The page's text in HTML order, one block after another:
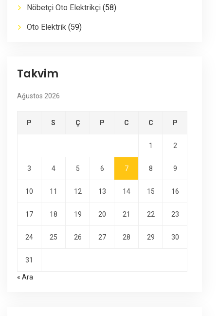
Nöbetçi Oto Elektrikçi (58)
Oto Elektrik (59)
Takvim
Ağustos 2026
P S Ç P C C P
1 2
3 4 5 6 7 8 9
10 11 12 13 14 15 16
17 18 19 20 21 22 23
24 25 26 27 28 29 30
31
« Ara